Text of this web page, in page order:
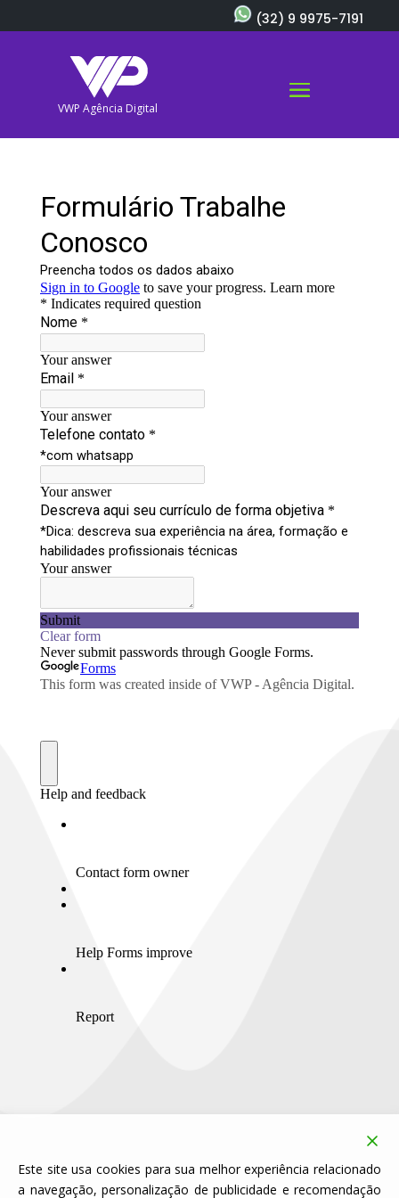
(32) 9 9975-7191
VWP Agência Digital
Este site usa cookies para sua melhor experiência relacionado
a navegação, personalização de publicidade e recomendação